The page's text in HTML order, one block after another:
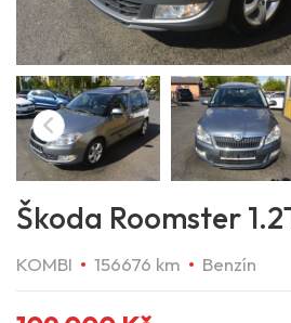
Škoda Roomster
KOMBI 156676 km Benzín